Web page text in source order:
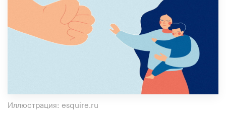
Иллюстрация: esquire.ru